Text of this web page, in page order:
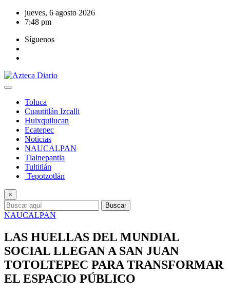
Saltar
jueves, 6 agosto 2026
7:48 pm
Síguenos
Toluca
Cuautitlán Izcalli
Huixquilucan
Ecatepec
Noticias
NAUCALPAN
Tlalnepantla
Tultitlán
Tepotzotlán
×
Buscar
NAUCALPAN
LAS HUELLAS DEL MUNDIAL
SOCIAL LLEGAN A SAN JUAN
TOTOLTEPEC PARA TRANSFORMAR
EL ESPACIO PÚBLICO